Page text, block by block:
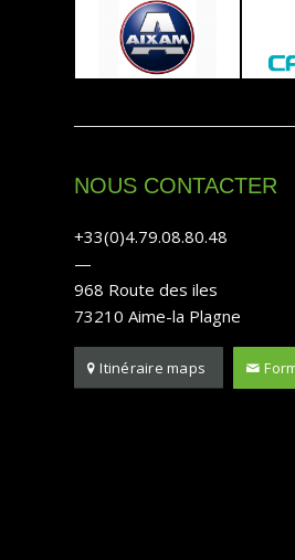
NOUS CONTACTER
+33(0)4.79.08.80.48
—
968 Route des iles
73210 Aime-la Plagne
Itinéraire maps